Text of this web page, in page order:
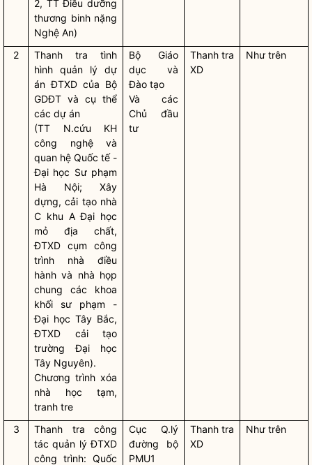
2, TT Điều dưỡng
thương binh nặng
Nghệ An)
2
Thanh tra tình
hình quản lý dự
án ĐTXD của Bộ
GDĐT và cụ thể
các dự án
(TT N.cứu KH
công nghệ và
quan hệ Quốc tế -
Đại học Sư phạm
Hà Nội; Xây
dựng, cải tạo nhà
C khu A Đại học
mỏ địa chất,
ĐTXD cụm công
trình nhà điều
hành và nhà họp
chung các khoa
khối sư phạm -
Đại học Tây Bắc,
ĐTXD cải tạo
trường Đại học
Tây Nguyên).
Chương trình xóa
nhà học tạm,
tranh tre
Bộ Giáo
dục và
Đào tạo
Và các
Chủ đầu
tư
Thanh tra
XD
Như trên
3 Thanh tracông
tác quản lý ĐTXD
công trình: Quốc
Cục Q.lý
đường bộ
PMU1
Thanh tra
XD
Như trên